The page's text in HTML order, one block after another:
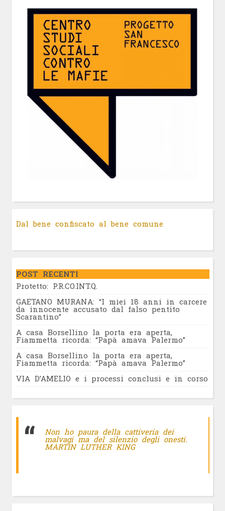
Dal bene confiscato al bene comune
POST RECENTI
Protetto: P.R.CO.INT.Q.
GAETANO MURANA: “I miei 18 anni in carcere
da innocente accusato dal falso pentito
Scarantino”
A casa Borsellino la porta era aperta,
Fiammetta ricorda: “Papà amava Palermo”
A casa Borsellino la porta era aperta,
Fiammetta ricorda: “Papà amava Palermo”
VIA D’AMELIO e i processi conclusi e in corso
Non ho paura della cattiveria dei
malvagi ma del silenzio degli onesti.
MARTIN LUTHER KING